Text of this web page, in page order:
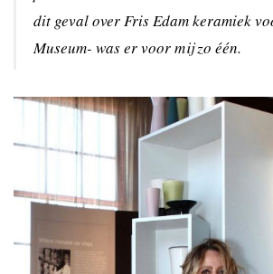
dit geval over Fris Edam keramiek
Museum- was er voor mij zo één.